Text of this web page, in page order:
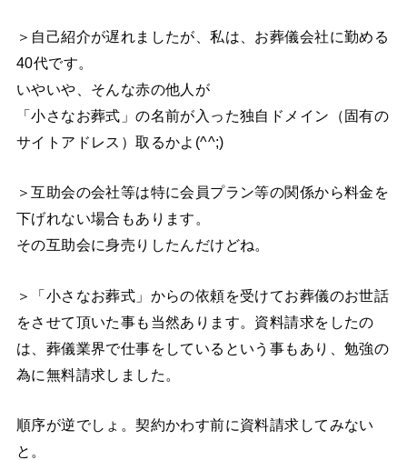
＞自己紹介が遅れましたが、私は、お葬儀会社に勤める
40代です。
いやいや、そんな赤の他人が
「小さなお葬式」の名前が入った独自ドメイン（固有の
サイトアドレス）取るかよ(^^;)
＞互助会の会社等は特に会員プラン等の関係から料金を
下げれない場合もあります。
その互助会に身売りしたんだけどね。
＞「小さなお葬式」からの依頼を受けてお葬儀のお世話
をさせて頂いた事も当然あります。資料請求をしたの
は、葬儀業界で仕事をしているという事もあり、勉強の
為に無料請求しました。
順序が逆でしょ。契約かわす前に資料請求してみない
と。